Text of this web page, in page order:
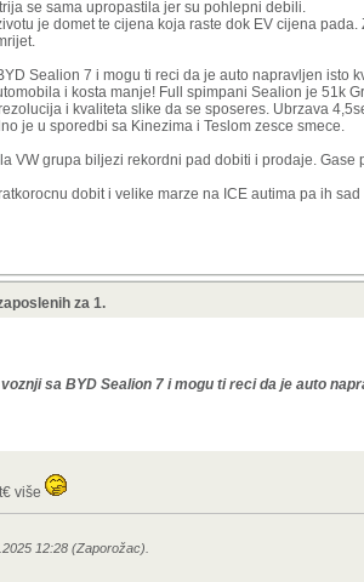
dizele, benga je cista!
se sama upropastila jer su pohlepni debili.
je domet te cijena koja raste dok EV cijena
Sealion 7 i mogu ti reci da je auto napravljen isto
i kosta manje! Full spimpani Sealion je 51k
i kvaliteta slike da se sposeres. Ubrzava
je u sporedbi sa Kinezima i Teslom zesce smece.
VW grupa biljezi rekordni pad dobiti i prodaje.
dobit i velike marze na ICE autima pa ih
za 1.
sa BYD Sealion 7 i mogu ti reci da je auto
više
12:28 (Zaporožac).